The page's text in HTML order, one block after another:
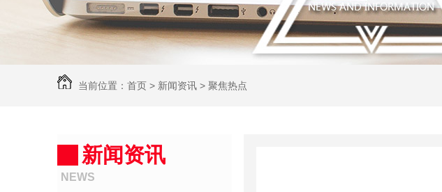
当前位置： 首页 > 新闻资讯 > 聚焦热点
新闻资讯
NEWS